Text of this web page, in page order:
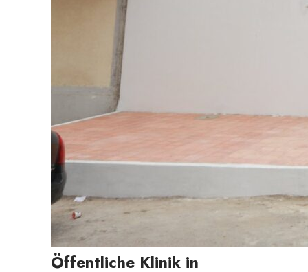
Öffentliche Klinik in